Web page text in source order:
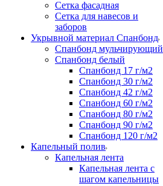
Сетка фасадная
Сетка для навесов и
заборов
Укрывной материал Спанбонд
Спанбонд мульчирующий
Спанбонд белый
Спанбонд 17 г/м2
Спанбонд 30 г/м2
Спанбонд 42 г/м2
Спанбонд 60 г/м2
Спанбонд 80 г/м2
Спанбонд 90 г/м2
Спанбонд 120 г/м2
Капельный полив
Капельная лента
Капельная лента с
шагом капельницы